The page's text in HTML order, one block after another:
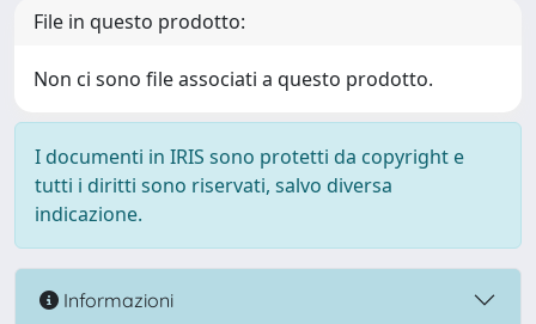
File in questo prodotto:
Non ci sono file associati a questo prodotto.
I documenti in IRIS sono protetti da copyright e
tutti i diritti sono riservati, salvo diversa
indicazione.
Informazioni